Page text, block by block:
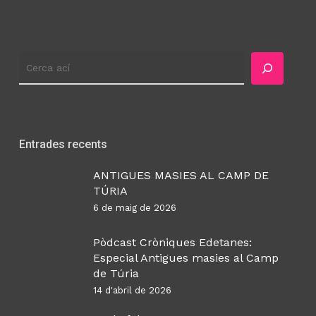
Cercador
Entrades recents
ANTIGUES MASIES AL CAMP DE
TÚRIA
6 de maig de 2026
Pòdcast Cròniques Edetanes:
Especial Antigues masies al Camp
de Túria
14 d'abril de 2026